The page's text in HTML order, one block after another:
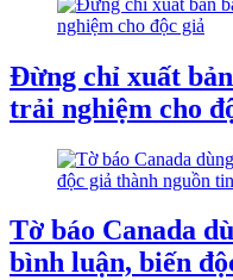
Đừng chỉ xuất
trải nghiệm cho
Tờ báo Canada
bình luận, biến